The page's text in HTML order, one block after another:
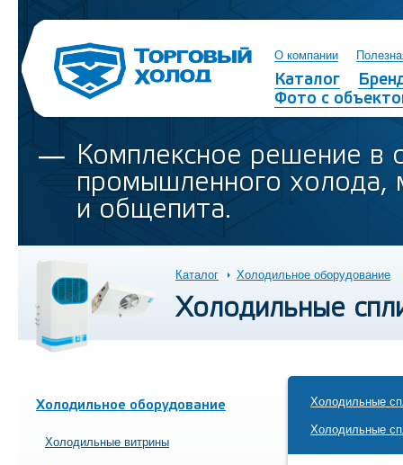
О компании
Каталог
Фото с
Комплексное решение в
промышленного холода,
и общепита.
Каталог Холодильное оборудование
Холодильные
Холодильное оборудование
Холодильные витрины
Холодильные
Холодильные